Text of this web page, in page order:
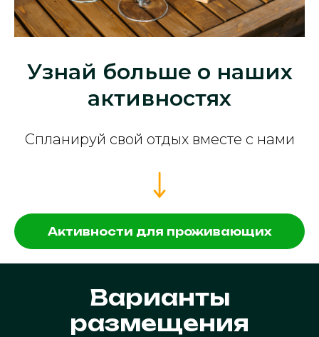
Узнай больше о наших
активностях
Спланируй свой отдых вместе с нами
Активности для проживающих
Варианты
размещения